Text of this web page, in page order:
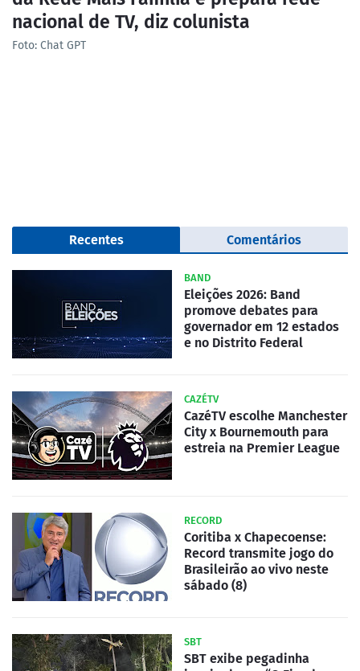
nacional de TV, diz colunista
Foto: Chat GPT
Recentes Comentários
BAND
Eleições 2026: Band
promove debates para
governador em 12 estados
e no Distrito Federal
CAZÉTV
CazéTV escolhe Manchester
City x Bournemouth para
estreia na Premier League
RECORD
Coritiba x Chapecoense:
Record transmite jogo do
Brasileirão ao vivo neste
sábado (8)
SBT
SBT exibe pegadinha